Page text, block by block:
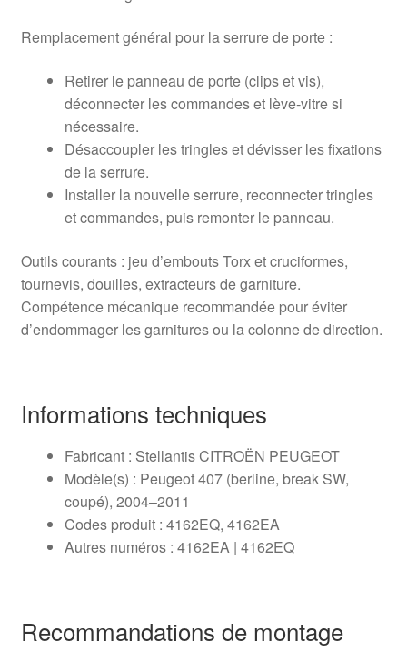
Remplacement général pour la serrure de porte :
Retirer le panneau de porte (clips et vis),
déconnecter les commandes et lève‑vitre si
nécessaire.
Désaccoupler les tringles et dévisser les fixations
de la serrure.
Installer la nouvelle serrure, reconnecter tringles
et commandes, puis remonter le panneau.
Outils courants : jeu d’embouts Torx et cruciformes,
tournevis, douilles, extracteurs de garniture.
Compétence mécanique recommandée pour éviter
d’endommager les garnitures ou la colonne de direction.
Informations techniques
Fabricant : Stellantis CITROËN PEUGEOT
Modèle(s) : Peugeot 407 (berline, break SW,
coupé), 2004–2011
Codes produit : 4162EQ, 4162EA
Autres numéros : 4162EA | 4162EQ
Recommandations de montage